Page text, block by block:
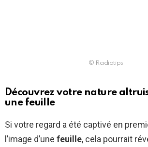
© Radiotips
Découvrez votre nature
une feuille
Si votre regard a été captivé en
l’image d’une feuille, cela pourrait